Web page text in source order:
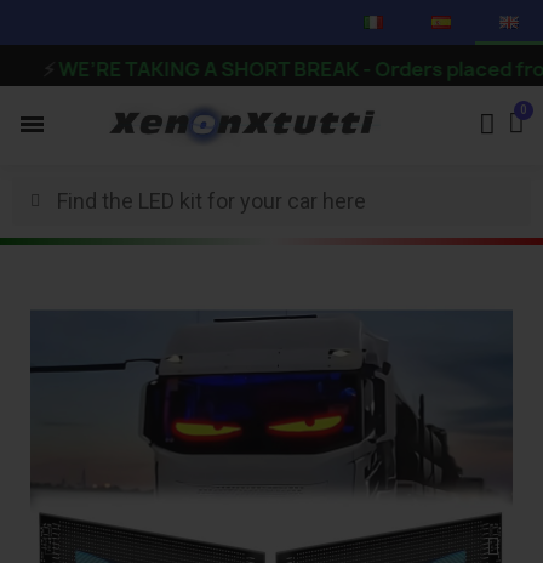
WE’RE TAKING A SHORT BREAK - Orders placed